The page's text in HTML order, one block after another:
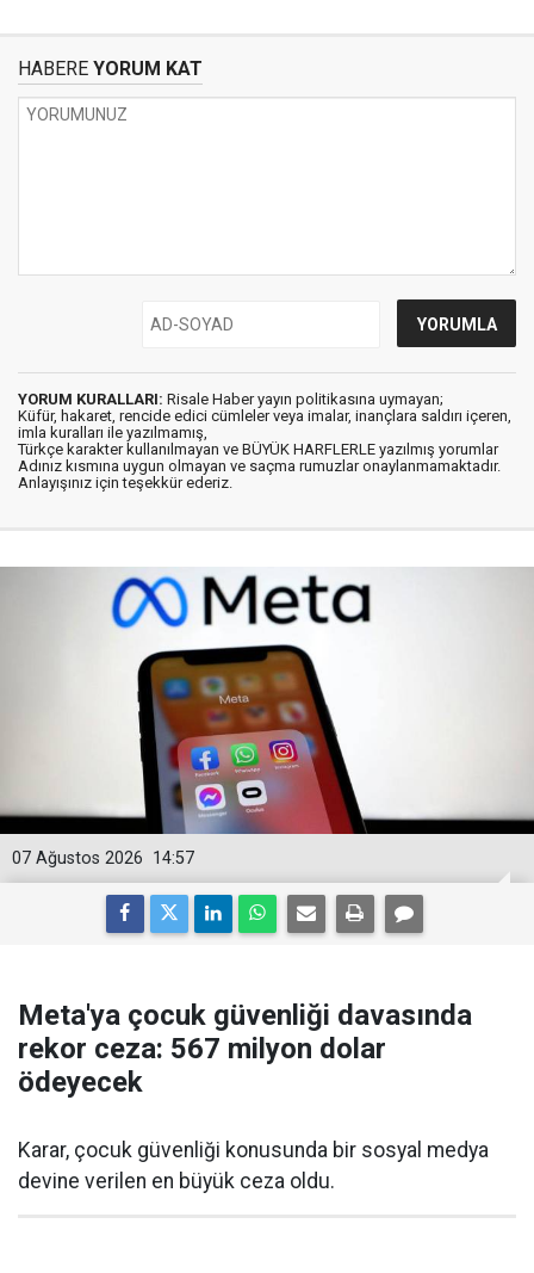
HABERE YORUM KAT
YORUM KURALLARI: Risale Haber yayın politikasına uymayan;
Küfür, hakaret, rencide edici cümleler veya imalar, inançlara saldırı içeren,
imla kuralları ile yazılmamış,
Türkçe karakter kullanılmayan ve BÜYÜK HARFLERLE yazılmış yorumlar
Adınız kısmına uygun olmayan ve saçma rumuzlar onaylanmamaktadır.
Anlayışınız için teşekkür ederiz.
14:57
07 Ağustos 2026
Meta'ya çocuk güvenliği davasında
rekor ceza: 567 milyon dolar
ödeyecek
Karar, çocuk güvenliği konusunda bir sosyal medya
devine verilen en büyük ceza oldu.